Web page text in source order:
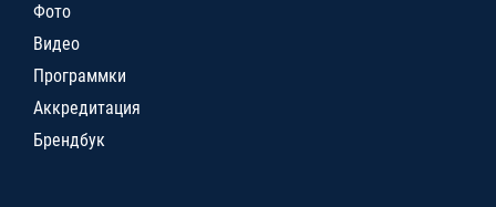
Фото
Видео
Программки
Аккредитация
Брендбук